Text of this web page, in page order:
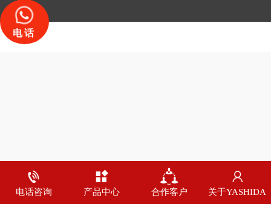
电话咨询 产品中心 合作客户 关于YASHIDA
电话